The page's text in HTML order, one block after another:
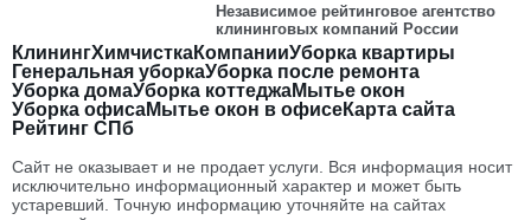
Независимое рейтинговое агентство
клининговых компаний России
КлинингХимчисткаКомпанииУборка квартиры
Генеральная уборкаУборка после ремонта
Уборка домаУборка коттеджаМытье окон
Уборка офисаМытье окон в офисеКарта сайта
Рейтинг СПб
Сайт не оказывает и не продает услуги. Вся информация носит
исключительно информационный характер и может быть
устаревший. Точную информацию уточняйте на сайтах